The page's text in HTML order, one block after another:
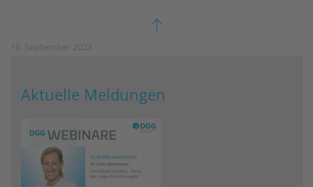
Impressionen vom Gesellschaftsabend
weiterlesen
Aktuelle Meldungen